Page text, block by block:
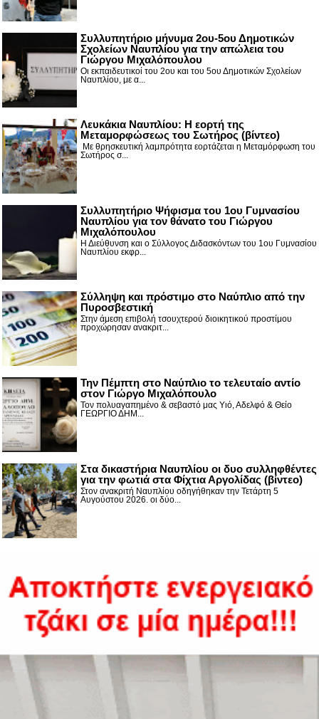
Συλλυπητήριο μήνυμα 2ου-5ου Δημοτικών
Σχολείων Ναυπλίου για την απώλεια του
Γιώργου Μιχαλόπουλου
Οι εκπαιδευτικοί του 2ου και του 5ου Δημοτικών Σχολείων
Ναυπλίου, με α...
Λευκάκια Ναυπλίου: Η εορτή της
Μεταμορφώσεως του Σωτήρος (βίντεο)
Με θρησκευτική λαμπρότητα εορτάζεται η Μεταμόρφωση του
Σωτήρος σ...
Συλλυπητήριο Ψήφισμα του 1ου Γυμνασίου
Ναυπλίου για τον θάνατο του Γιώργου
Μιχαλόπουλου
Η Διεύθυνση και ο Σύλλογος Διδασκόντων του 1ου Γυμνασίου
Ναυπλίου εκφρ...
Σύλληψη και πρόστιμο στο Ναύπλιο από την
Πυροσβεστική
Στην άμεση επιβολή τσουχτερού διοικητικού προστίμου
προχώρησαν ανακριτ...
Την Πέμπτη στο Ναύπλιο το τελευταίο αντίο
στον Γιώργο Μιχαλόπουλο
Τον πολυαγαπημένο & σεβαστό μας Υιό, Αδελφό & Θείο
ΓΕΩΡΓΙΟ ΔΗΜ...
Στα δικαστήρια Ναυπλίου οι δυο συλληφθέντες
για την φωτιά στα Φίχτια Αργολίδας (βίντεο)
Στον ανακριτή Ναυπλίου οδηγήθηκαν την Τετάρτη 5
Αυγούστου 2026. οι δύο...